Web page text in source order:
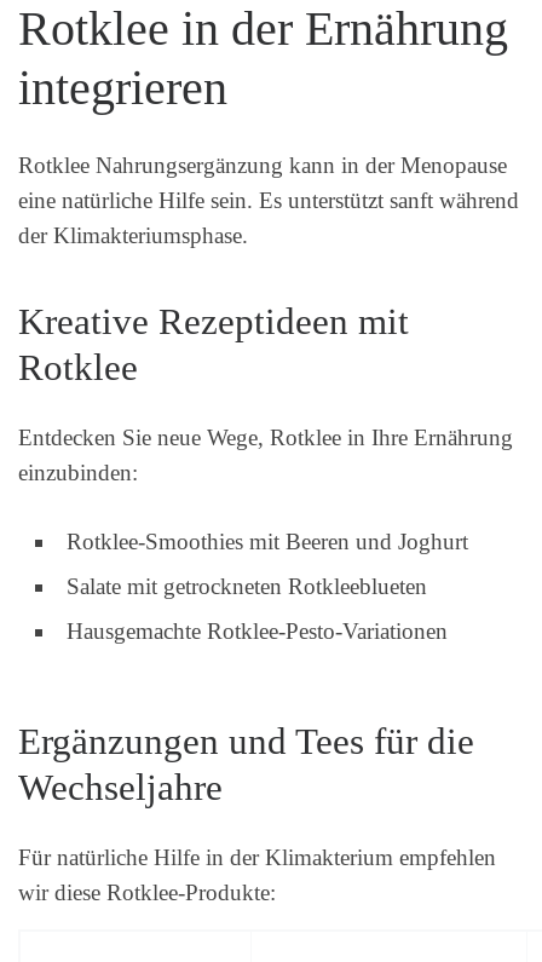
Rotklee in der Ernährung
integrieren
Rotklee Nahrungsergänzung kann in der Menopause
eine natürliche Hilfe sein. Es unterstützt sanft während
der Klimakteriumsphase.
Kreative Rezeptideen mit
Rotklee
Entdecken Sie neue Wege, Rotklee in Ihre Ernährung
einzubinden:
Rotklee-Smoothies mit Beeren und Joghurt
Salate mit getrockneten Rotkleeblueten
Hausgemachte Rotklee-Pesto-Variationen
Ergänzungen und Tees für die
Wechseljahre
Für natürliche Hilfe in der Klimakterium empfehlen
wir diese Rotklee-Produkte: